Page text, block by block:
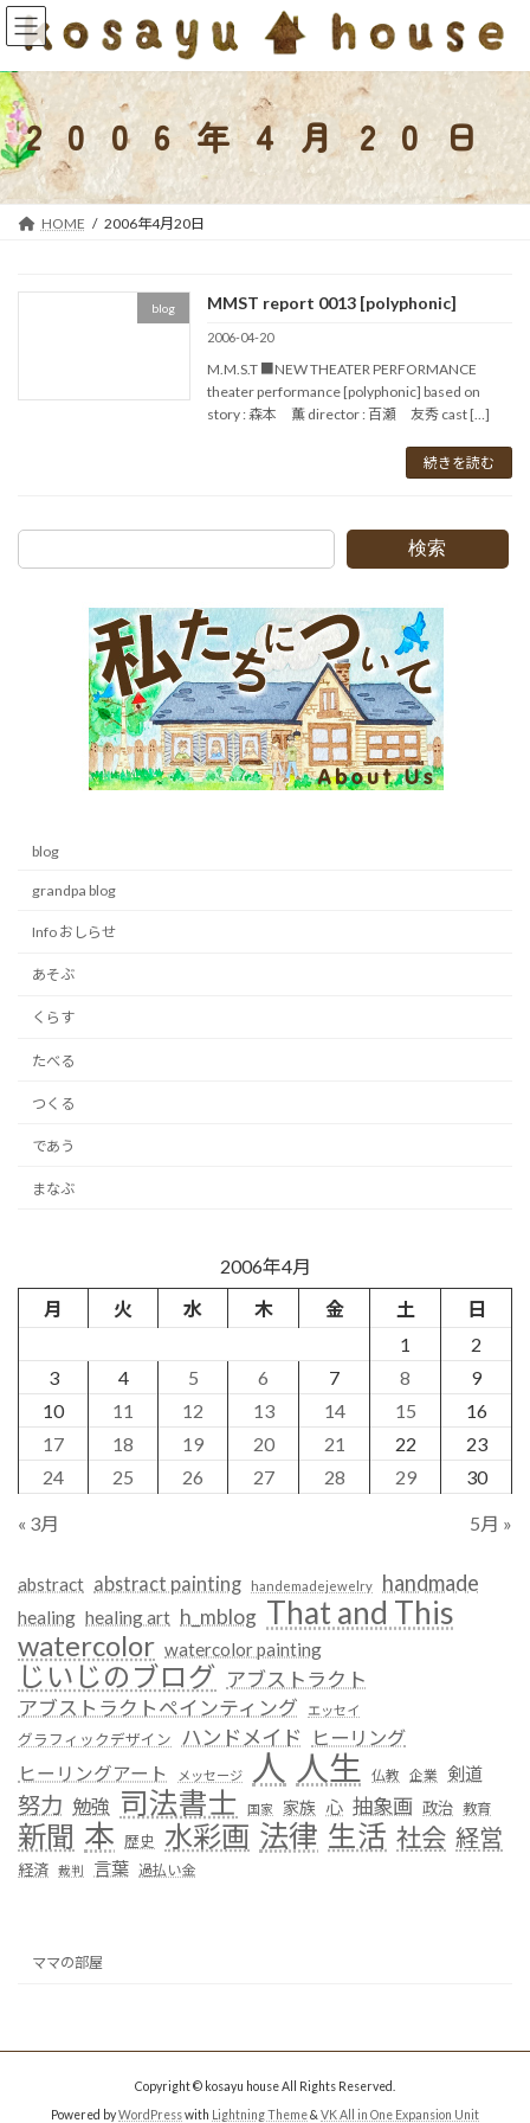
コ
ン
ン
ツ
へ
ス
キ
ッ
ナ
ビ
ー
シ
ョ
ン
に
移
2006年4月20日
HOME 2006年4月20日
blog MMST report 0013 [polyphonic]
2006-04-20
M.M.S.T ■NEW THEATER PERFORMANCE
theater performance [polyphonic] based on
story : 森本 薫 director : 百瀬 友秀 cast […]
続きを読む
検索
blog
grandpa blog
Info おしらせ
あそぶ
くらす
たべる
つくる
であう
まなぶ
2006年4月
月
火 水 木 金 土
日
1
2
3
4 5 6 7 8
9
10
11 12 13 14 15
16
17
18 19 20 21 22
23
24
25 26 27 28 29 30
« 3月 5月 »
abstract abstract painting handemadejewelry handmade
healing healing art h_mblog That and This
watercolor watercolor painting
じいじのブログ アブストラクト
アブストラクトペインティング
エッセイ
グラフィックデザイン ハンドメイド ヒーリング
ヒーリングアート メッセージ 人 人生 仏教 企業 剣道
努力 勉強 司法書士 国家 家族 心 抽象画 政治 教育
新聞 本 歴史 水彩画 法律 生活 社会 経営
経済 裁判 言葉 過払い金
ママの部屋
Copyright © kosayu house All Rights Reserved.
Powered byWordPresswith Lightning Theme& VK All in One Expansion Unit